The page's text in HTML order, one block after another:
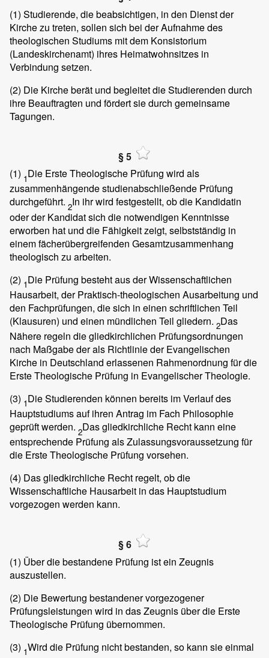
(1) Studierende, die beabsichtigen, in den Dienst der
Kirche zu treten, sollen sich bei der Aufnahme des
theologischen Studiums mit dem Konsistorium
(Landeskirchenamt) ihres Heimatwohnsitzes in
Verbindung setzen.
(2) Die Kirche berät und begleitet die Studierenden durch
ihre Beauftragten und fördert sie durch gemeinsame
Tagungen.
§ 5
(1) 1Die Erste Theologische Prüfung wird als
zusammenhängende studienabschließende Prüfung
durchgeführt. 2In ihr wird festgestellt, ob die Kandidatin
oder der Kandidat sich die notwendigen Kenntnisse
erworben hat und die Fähigkeit zeigt, selbstständig in
einem fächerübergreifenden Gesamtzusammenhang
theologisch zu arbeiten.
(2) 1Die Prüfung besteht aus der Wissenschaftlichen
Hausarbeit, der Praktisch-theologischen Ausarbeitung und
den Fachprüfungen, die sich in einen schriftlichen Teil
(Klausuren) und einen mündlichen Teil gliedern. 2Das
Nähere regeln die gliedkirchlichen Prüfungsordnungen
nach Maßgabe der als Richtlinie der Evangelischen
Kirche in Deutschland erlassenen Rahmenordnung für die
Erste Theologische Prüfung in Evangelischer Theologie.
(3) 1Die Studierenden können bereits im Verlauf des
Hauptstudiums auf ihren Antrag im Fach Philosophie
geprüft werden. 2Das gliedkirchliche Recht kann eine
entsprechende Prüfung als Zulassungsvoraussetzung für
die Erste Theologische Prüfung vorsehen.
(4) Das gliedkirchliche Recht regelt, ob die
Wissenschaftliche Hausarbeit in das Hauptstudium
vorgezogen werden kann.
§ 6
(1) Über die bestandene Prüfung ist ein Zeugnis
auszustellen.
(2) Die Bewertung bestandener vorgezogener
Prüfungsleistungen wird in das Zeugnis über die Erste
Theologische Prüfung übernommen.
(3) 1Wird die Prüfung nicht bestanden, so kann sie einmal